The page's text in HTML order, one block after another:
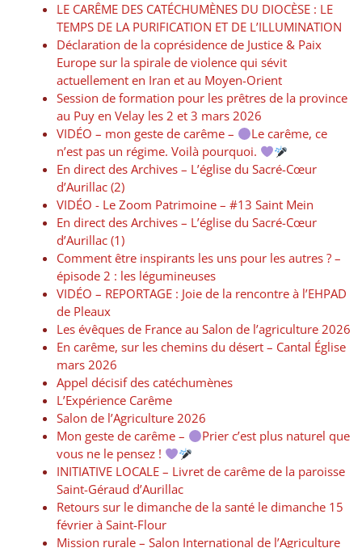
LE CARÊME DES CATÉCHUMÈNES DU DIOCÈSE : LE
TEMPS DE LA PURIFICATION ET DE L’ILLUMINATION
Déclaration de la coprésidence de Justice & Paix
Europe sur la spirale de violence qui sévit
actuellement en Iran et au Moyen-Orient
Session de formation pour les prêtres de la province
au Puy en Velay les 2 et 3 mars 2026
VIDÉO – mon geste de carême –
Le carême, ce
n’est pas un régime. Voilà pourquoi.
En direct des Archives – L’église du Sacré-Cœur
d’Aurillac (2)
VIDÉO -​​ Le Zoom Patrimoine – #13 Saint Mein
En direct des Archives – L’église du Sacré-Cœur
d’Aurillac (1)
Comment être inspirants les uns pour les autres ? –
épisode 2 : les légumineuses
VIDÉO – REPORTAGE : Joie de la rencontre à l’EHPAD
de Pleaux
Les évêques de France au Salon de l’agriculture 2026
En carême, sur les chemins du désert – Cantal Église
mars 2026
Appel décisif des catéchumènes
L’Expérience Carême
Salon de l’Agriculture 2026
Mon geste de carême –
Prier c’est plus naturel que
vous ne le pensez !
INITIATIVE LOCALE – Livret de carême de la paroisse
Saint-Géraud d’Aurillac
Retours sur le dimanche de la santé le dimanche 15
février à Saint-Flour
Mission rurale – Salon International de l’Agriculture